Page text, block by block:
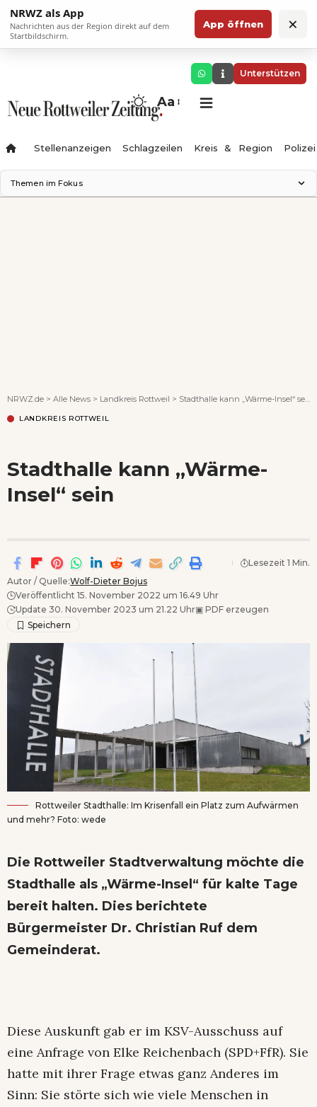
NRWZ als App
Nachrichten aus der Region direkt auf dem
Startbildschirm.
App öffnen ×
Unterstützen
Aa
Stellenanzeigen Schlagzeilen Kreis & Region Polizei
Themen im Fokus
NRWZ.de > Alle News > Landkreis Rottweil > Stadthalle kann „Wärme-Insel“ sein
LANDKREIS ROTTWEIL
Stadthalle kann „Wärme-
Insel“ sein
Autor / Quelle:Wolf-Dieter Bojus
Veröffentlicht 15. November 2022 um 16.49 Uhr
Update 30. November 2023 um 21.22 Uhr▣ PDF erzeugen
Lesezeit 1 Min.
Rottweiler Stadthalle: Im Krisenfall ein Platz zum Aufwärmen
und mehr? Foto: wede
Die Rottweiler Stadtverwaltung möchte die
Stadthalle als „Wärme-Insel“ für kalte Tage
bereit halten. Dies berichtete
Bürgermeister Dr. Christian Ruf dem
Gemeinderat.
Diese Auskunft gab er im KSV-Ausschuss auf
eine Anfrage von Elke Reichenbach (SPD+FfR). Sie
hatte mit ihrer Frage etwas ganz Anderes im
Sinn: Sie störte sich wie viele Menschen in